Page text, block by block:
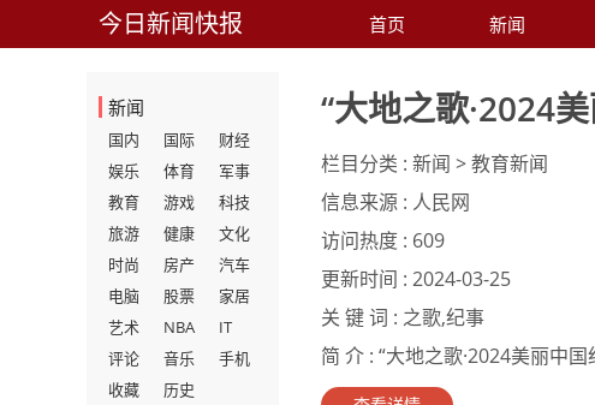
今日新闻快报 首页 新闻
新闻
国内 国际
财经
娱乐
体育
军事
教育
游戏
科技
旅游
健康
文化
时尚
房产
汽车
电脑
股票
家居
艺术
NBA
IT
评论
音乐
手机
收藏
历史
“大地之歌·2024
栏目分类 : 新闻 > 教育新闻
信息来源 : 人民网
访问热度 : 609
更新时间 : 2024-03-25
关 键 词 : 之歌,纪事
简 介 : “大地之歌·2024美丽中